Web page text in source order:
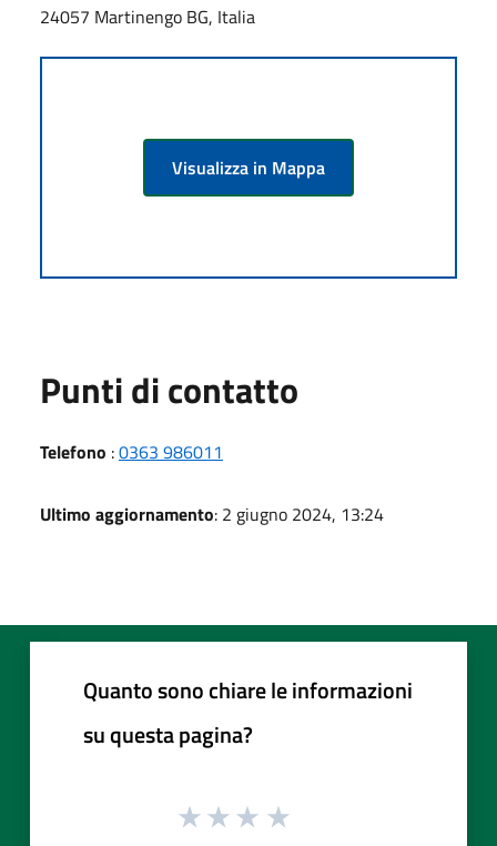
24057 Martinengo BG, Italia
Visualizza in Mappa
Punti di contatto
Telefono :0363 986011
Ultimo aggiornamento: 2 giugno 2024, 13:24
Quanto sono chiare le informazioni
su questa pagina?